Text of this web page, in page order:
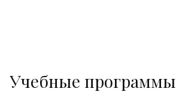
Учебные программы